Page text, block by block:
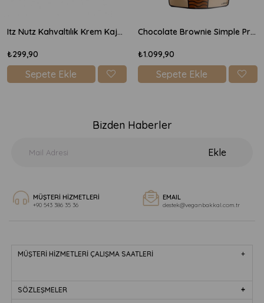
Itz Nutz Kahvaltılık Krem Kaju Peyniri 170gr
₺299,90
Sepete Ekle
Chocolate Brownie Simple Protein Mix 600gr
₺1.099,90
Sepete Ekle
Bizden Haberler
Ekle
MÜŞTERİ HİZMETLERİ
+90 543 386 35 36
EMAIL
destek@veganbakkal.com.tr
MÜŞTERİ HİZMETLERİ ÇALIŞMA SAATLERİ
SÖZLEŞMELER